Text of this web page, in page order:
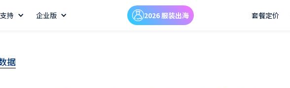
持 企业版 2026 服装出海 套餐定价
据